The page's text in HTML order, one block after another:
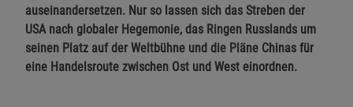
auseinandersetzen. Nur so lassen sich das Streben der
USA nach globaler Hegemonie, das Ringen Russlands um
seinen Platz auf der Weltbühne und die Pläne Chinas für
eine Handelsroute zwischen Ost und West einordnen.